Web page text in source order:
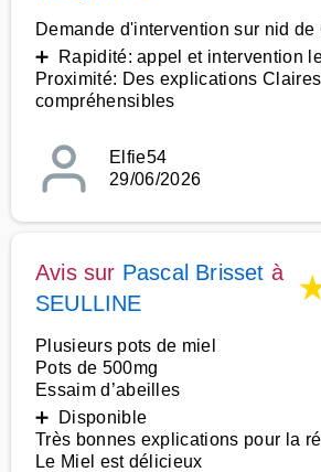
Demande d'intervention sur nid de
➕ Rapidité: appel et intervention
Proximité: Des explications
compréhensibles
Elfie54
29/06/2026
Avis sur Pascal Brisset à
SEULLINE
Plusieurs pots de miel
Pots de 500mg
Essaim d’abeilles
➕ Disponible
Très bonnes explications pour la
Le Miel est délicieux